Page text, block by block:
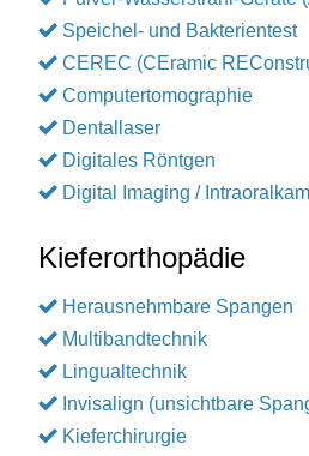
Speichel- und Bakterientest
CEREC (CEramic
Computertomographie
Dentallaser
Digitales Röntgen
Digital Imaging /
Kieferorthopädie
Herausnehmbare Spangen
Multibandtechnik
Lingualtechnik
Invisalign (unsichtbare
Kieferchirurgie